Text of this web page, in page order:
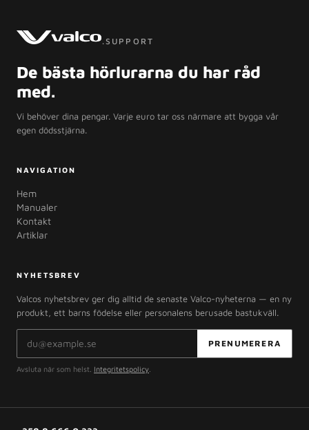
.SUPPORT
De bästa hörlurarna du har råd
med.
Vi behöver dina pengar. Varje euro tar oss närmare att bygga vår
egen dödsstjärna.
NAVIGATION
Hem
Manualer
Kontakt
Artiklar
NYHETSBREV
Valcos nyhetsbrev ger dig alltid de senaste Valco-nyheterna — en ny
produkt, ett barns födelse eller personalens berusade bastukväll.
E-postadress PRENUMERERA
Avsluta när som helst. Integritetspolicy